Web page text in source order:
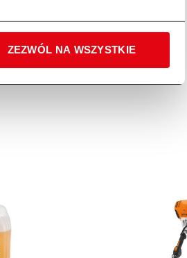
ZEZWÓL NA WSZYSTKIE